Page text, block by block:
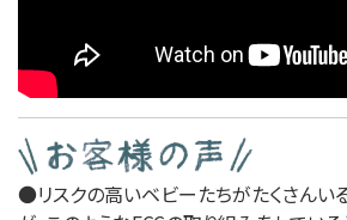
●リスクの高いベビーたちがたくさんい